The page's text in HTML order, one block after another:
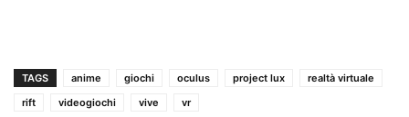
TAGS anime giochi oculus project lux
realtà virtuale
rift
videogiochi vive vr